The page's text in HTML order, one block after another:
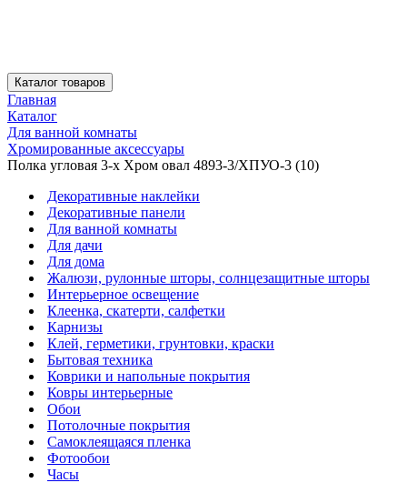
Каталог товаров
Главная
Каталог
Для ванной комнаты
Хромированные аксессуары
Полка угловая 3-х Хром овал 4893-3/ХПУО-3 (10)
Декоративные наклейки
Декоративные панели
Для ванной комнаты
Для дачи
Для дома
Жалюзи, рулонные шторы, солнцезащитные шторы
Интерьерное освещение
Клеенка, скатерти, салфетки
Карнизы
Клей, герметики, грунтовки, краски
Бытовая техника
Коврики и напольные покрытия
Ковры интерьерные
Обои
Потолочные покрытия
Самоклеящаяся пленка
Фотообои
Часы